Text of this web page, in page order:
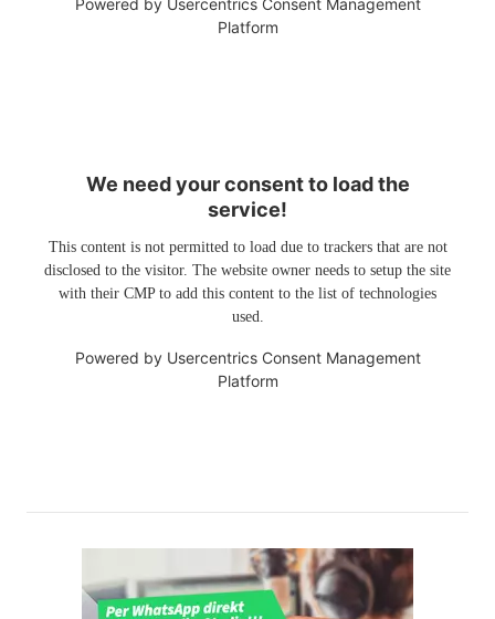
Powered by Usercentrics Consent Management
Platform
We need your consent to load the
service!
This content is not permitted to load due to trackers that are not
disclosed to the visitor. The website owner needs to setup the site
with their CMP to add this content to the list of technologies
used.
Powered by Usercentrics Consent Management
Platform